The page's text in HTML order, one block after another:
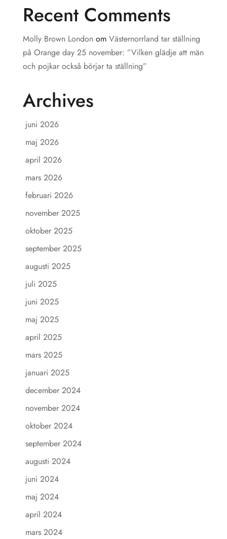
Recent Comments
Molly Brown Londonom Västernorrland tar ställning
på Orange day 25 november: ”Vilken glädje att män
och pojkar också börjar ta ställning”
Archives
juni 2026
maj 2026
april 2026
mars 2026
februari 2026
november 2025
oktober 2025
september 2025
augusti 2025
juli 2025
juni 2025
maj 2025
april 2025
mars 2025
januari 2025
december 2024
november 2024
oktober 2024
september 2024
augusti 2024
juni 2024
maj 2024
april 2024
mars 2024